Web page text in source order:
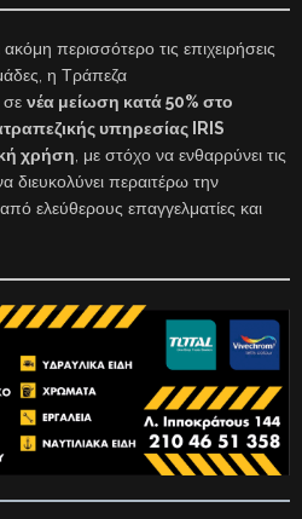
περισσότερο τις επιχειρήσεις
η Τράπεζα
σε νέα μείωση κατά 50% στο
υπηρεσίας IRIS
χρήση, με στόχο να ενθαρρύνει τις
διευκολύνει περαιτέρω την
ελεύθερους επαγγελματίες και